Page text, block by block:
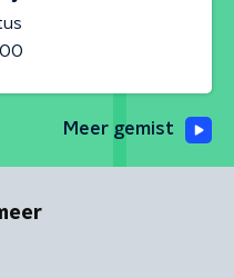
Meer gemist